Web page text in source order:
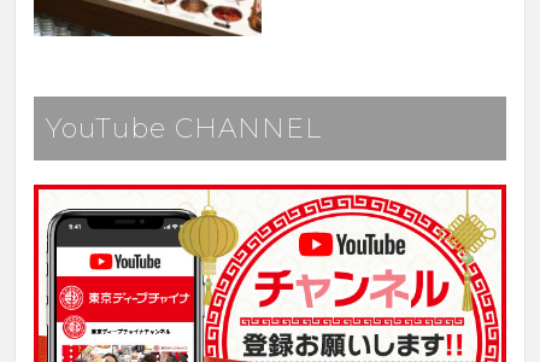
YouTube CHANNEL